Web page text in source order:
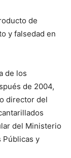
de
y falsedad en
de los
de 2004,
director del
del Ministerio
Públicas y